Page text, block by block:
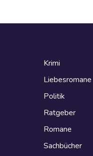
Krimi
Liebesromane
Politik
Ratgeber
Romane
Sachbücher